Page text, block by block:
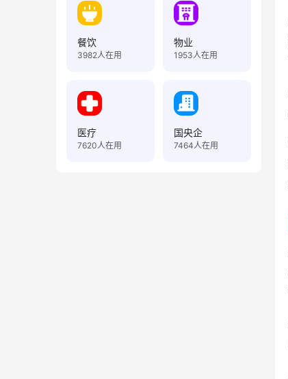
餐饮
3982人在用
物业
1953人在用
医疗
7620人在用
国央企
7464人在用